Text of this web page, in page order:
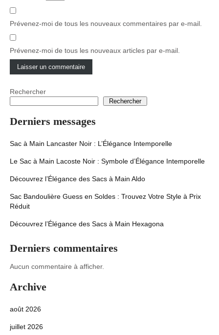
Prévenez-moi de tous les nouveaux commentaires par e-mail.
Prévenez-moi de tous les nouveaux articles par e-mail.
Rechercher
Rechercher
Derniers messages
Sac à Main Lancaster Noir : L’Élégance Intemporelle
Le Sac à Main Lacoste Noir : Symbole d’Élégance Intemporelle
Découvrez l’Élégance des Sacs à Main Aldo
Sac Bandoulière Guess en Soldes : Trouvez Votre Style à Prix
Réduit
Découvrez l’Élégance des Sacs à Main Hexagona
Derniers commentaires
Aucun commentaire à afficher.
Archive
août 2026
juillet 2026